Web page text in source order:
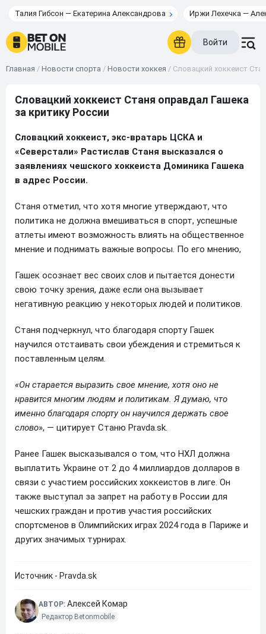
Талия Гибсон — Екатерина Александрова Иржи Лехечка —
Войти
Главная / Новости спорта / Новости хоккея / Словацкий хоккеист
Словацкий хоккеист Станя оправдал Гашека
за критику России
Словацкий хоккеист, экс-вратарь ЦСКА и
«Северстали» Растислав Станя высказался о
заявлениях чешского хоккеиста Доминика Гашека
в адрес России.
Станя отметил, что хотя многие утверждают, что
политика не должна вмешиваться в спорт, успешные
атлеты имеют возможность влиять на общественное
мнение и поднимать важные вопросы. По его мнению,
Гашек осознает вес своих слов и пытается донести
свою точку зрения, даже если она вызывает
негативную реакцию у некоторых людей и политиков.
Станя подчеркнул, что благодаря спорту Гашек
научился отстаивать свои убеждения и стремиться к
поставленным целям.
«Он старается выразить свое мнение, хотя оно не
нравится многим людям и политикам. Я думаю, что
именно благодаря спорту он научился держать свое
слово», — цитирует Станю Pravda.sk.
Ранее Гашек высказывался о том, что НХЛ должна
выплатить Украине от 2 до 4 миллиардов долларов в
связи с участием российских хоккеистов в лиге. Он
также выступал за запрет на работу в России для
чешских граждан и против участия российских
спортсменов в Олимпийских играх 2024 года в Париже и
других значимых турнирах.
Источник - Pravda.sk
АВТОР: Алексей Комар
Редактор Betonmobile